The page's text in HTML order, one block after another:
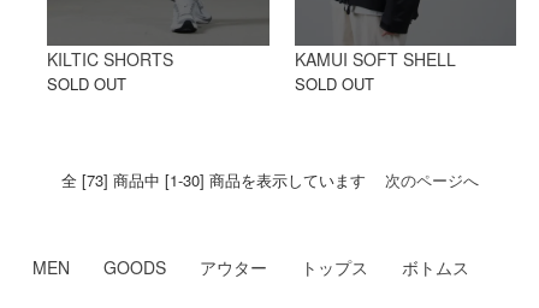
KILTIC SHORTS
SOLD OUT
KAMUI SOFT SHELL
SOLD OUT
全 [73] 商品中 [1-30] 商品を表示しています 次のページへ
MEN GOODS アウター トップス ボトムス